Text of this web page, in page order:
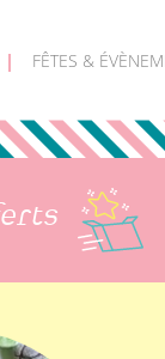
FÊTES &